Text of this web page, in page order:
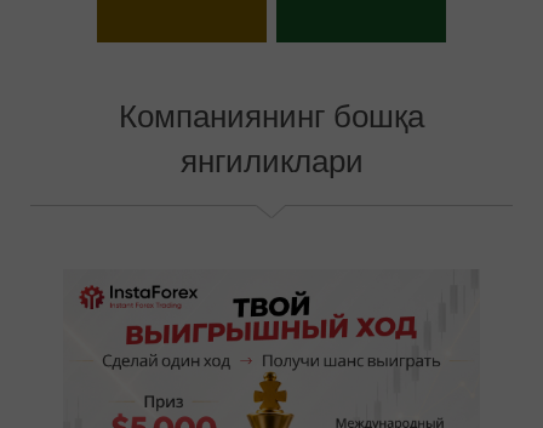
Компаниянинг бошқа
янгиликлари